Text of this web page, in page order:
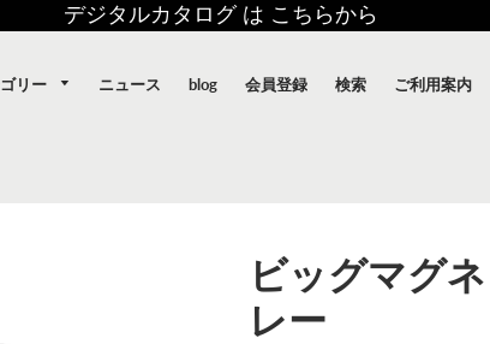
デジタルカタログ は こちらから
リー ニュース blog 会員登録 検索 ご利用案内
ビッグマグ
レー